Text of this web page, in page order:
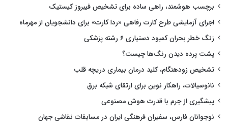
برچسب هوشمند، راهی ساده برای تشخیص فیبروز کیستیک
اجرای آزمایشی طرح کارت رفاهی «ردا کارت» برای دانشجویان از مهرماه
زنگ خطر بحران کمبود دستیاری ۶ رشته پزشکی
پشت پرده دیدن رنگ‌ها چیست؟
تشخیص زودهنگام، کلید درمان بیماری دریچه قلب
نانوسیالات، راهکار نوین برای ارتقای شبکه برق
پیشگیری از جرم با قدرت هوش مصنوعی
نوجوانان فارس، سفیران فرهنگی ایران در مسابقات نقاشی جهان